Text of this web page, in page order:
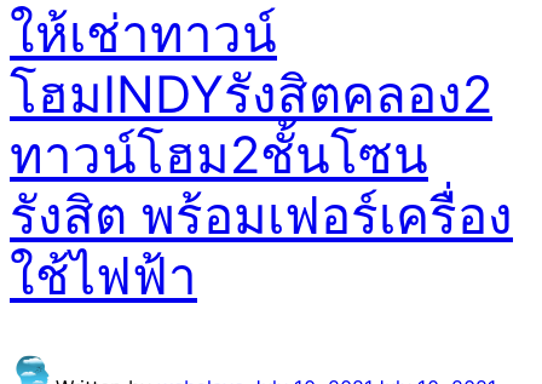
ให้เช่าทาวน์
โฮมINDYรังสิตคลอง2
ทาวน์โฮม2ชั้นโซน
รังสิต พร้อมเฟอร์เครื่อง
ใช้ไฟฟ้า